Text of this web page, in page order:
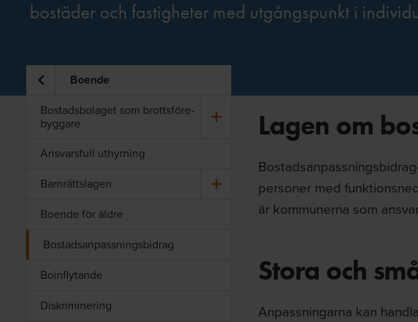
bostäder och fastigheter med utgångspunkt i
Boende
Bo­stads­bo­la­get som brotts­före­
byg­ga­re
Ansvarsfull uthyrning
Barn­rättsla­gen
Boende för äldre
Bostadsanpassningsbidrag
Boinflytande
Diskriminering
Lagen om
personer med
är kommunerna som
Stora och
Anpassningarna kan